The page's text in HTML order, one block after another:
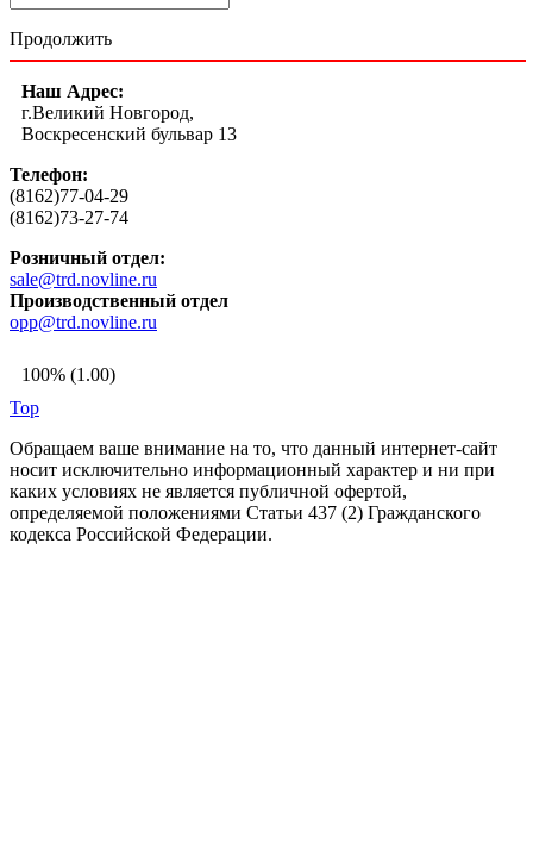
Продолжить
Наш Адрес:
г.Великий Новгород,
Воскресенский бульвар 13
Телефон:
(8162)77-04-29
(8162)73-27-74
Розничный отдел:
sale@trd.novline.ru
Производственный отдел
opp@trd.novline.ru
100% (1.00)
Top
Обращаем ваше внимание на то, что данный интернет-сайт
носит исключительно информационный характер и ни при
каких условиях не является публичной офертой,
определяемой положениями Статьи 437 (2) Гражданского
кодекса Российской Федерации.